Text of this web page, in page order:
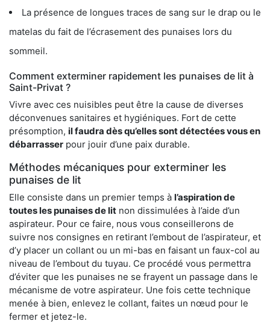
La présence de longues traces de sang sur le drap ou le
matelas du fait de l’écrasement des punaises lors du
sommeil.
Comment exterminer rapidement les punaises de lit à
Saint-Privat ?
Vivre avec ces nuisibles peut être la cause de diverses
déconvenues sanitaires et hygiéniques. Fort de cette
présomption, il faudra dès qu’elles sont détectées vous en
débarrasser pour jouir d’une paix durable.
Méthodes mécaniques pour exterminer les
punaises de lit
Elle consiste dans un premier temps à l’aspiration de
toutes les punaises de lit non dissimulées à l’aide d’un
aspirateur. Pour ce faire, nous vous conseillerons de
suivre nos consignes en retirant l’embout de l’aspirateur, et
d’y placer un collant ou un mi-bas en faisant un faux-col au
niveau de l’embout du tuyau. Ce procédé vous permettra
d’éviter que les punaises ne se frayent un passage dans le
mécanisme de votre aspirateur. Une fois cette technique
menée à bien, enlevez le collant, faites un nœud pour le
fermer et jetez-le.